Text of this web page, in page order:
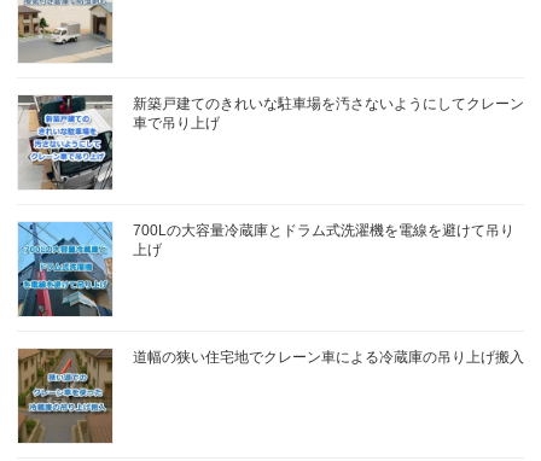
新築戸建てのきれいな駐車場を汚さないようにしてクレーン
車で吊り上げ
700Lの大容量冷蔵庫とドラム式洗濯機を電線を避けて吊り
上げ
道幅の狭い住宅地でクレーン車による冷蔵庫の吊り上げ搬入